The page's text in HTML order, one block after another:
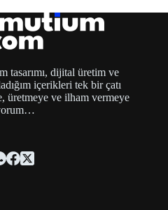
tasarımı, dijital üretim ve
içerikleri tek bir çatı
üretmeye ve ilham vermeye